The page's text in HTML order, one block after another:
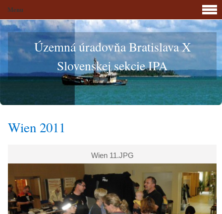
Územná úradovňa Bratislava X
Slovenskej sekcie IPA
Wien 2011
Wien 11.JPG
Menu